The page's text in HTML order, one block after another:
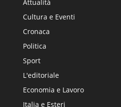
Attualità
Cultura e Eventi
Cronaca
Politica
Sport
L'editoriale
Economia e Lavoro
Italia e Esteri